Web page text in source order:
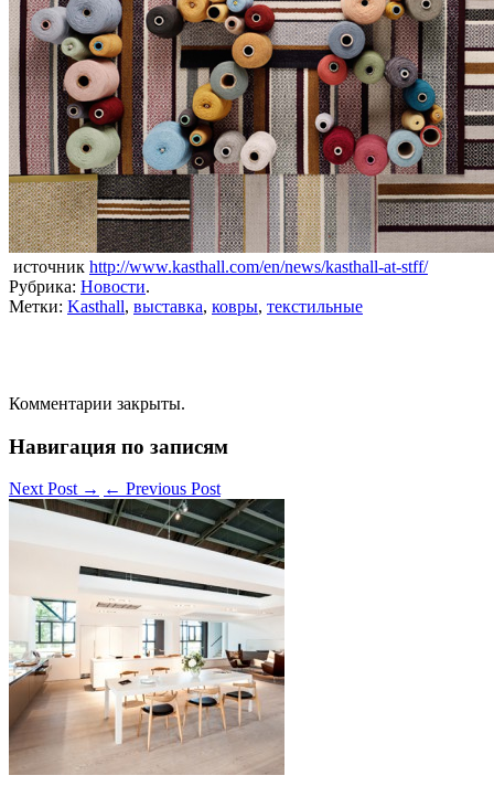
источник http://www.kasthall.com/en/news/kasthall-at-stff/
Рубрика: Новости.
Метки: Kasthall, выставка, ковры, текстильные
Комментарии закрыты.
Навигация по записям
Next Post → ← Previous Post